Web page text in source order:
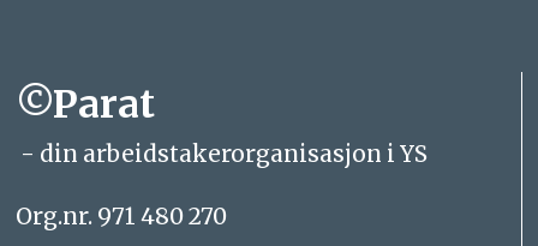
©Parat
- din arbeidstakerorganisasjon i YS
Org.nr. 971 480 270